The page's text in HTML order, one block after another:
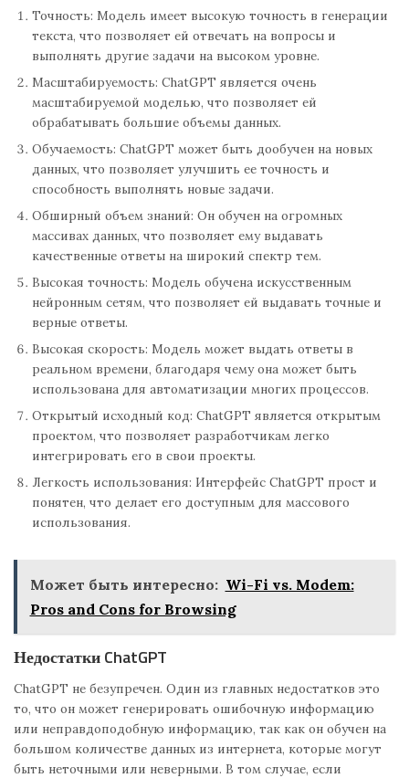
Точность: Модель имеет высокую точность в генерации
текста, что позволяет ей отвечать на вопросы и
выполнять другие задачи на высоком уровне.
Масштабируемость: ChatGPT является очень
масштабируемой моделью, что позволяет ей
обрабатывать большие объемы данных.
Обучаемость: ChatGPT может быть дообучен на новых
данных, что позволяет улучшить ее точность и
способность выполнять новые задачи.
Обширный объем знаний: Он обучен на огромных
массивах данных, что позволяет ему выдавать
качественные ответы на широкий спектр тем.
Высокая точность: Модель обучена искусственным
нейронным сетям, что позволяет ей выдавать точные и
верные ответы.
Высокая скорость: Модель может выдать ответы в
реальном времени, благодаря чему она может быть
использована для автоматизации многих процессов.
Открытый исходный код: ChatGPT является открытым
проектом, что позволяет разработчикам легко
интегрировать его в свои проекты.
Легкость использования: Интерфейс ChatGPT прост и
понятен, что делает его доступным для массового
использования.
Может быть интересно: Wi-Fi vs. Modem:
Pros and Cons for Browsing
Недостатки ChatGPT
ChatGPT не безупречен. Один из главных недостатков это
то, что он может генерировать ошибочную информацию
или неправдоподобную информацию, так как он обучен на
большом количестве данных из интернета, которые могут
быть неточными или неверными. В том случае, если